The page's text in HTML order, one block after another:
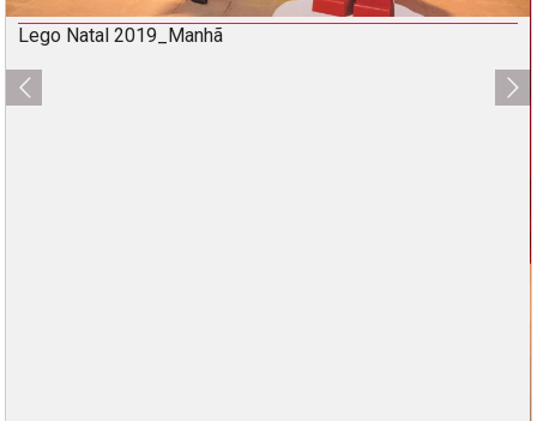
Lego Natal 2019_Manhã